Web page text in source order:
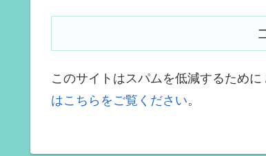
このサイトはスパムを低減するために
はこちらをご覧ください。